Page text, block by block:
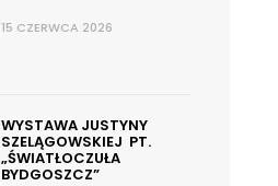
15 CZERWCA 2026
WYSTAWA JUSTYNY
SZELĄGOWSKIEJ PT.
„ŚWIATŁOCZUŁA
BYDGOSZCZ”